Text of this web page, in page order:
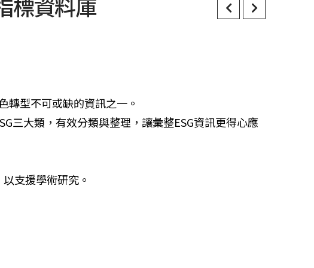
轉型不可或缺的資訊之一。
三大類，有效分類與整理，讓彙整ESG資訊更得心應
支援學術研究。